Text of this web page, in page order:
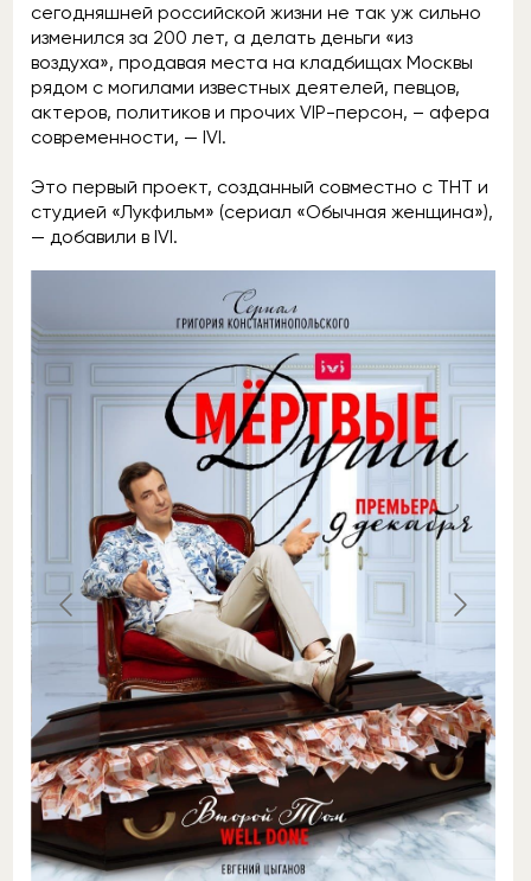
сегодняшней российской жизни не так уж сильно
изменился за 200 лет, а делать деньги «из
воздуха», продавая места на кладбищах Москвы
рядом с могилами известных деятелей, певцов,
актеров, политиков и прочих VIP-персон, – афера
современности, — IVI.
Это первый проект, созданный совместно с ТНТ и
студией «Лукфильм» (сериал «Обычная женщина»),
— добавили в IVI.